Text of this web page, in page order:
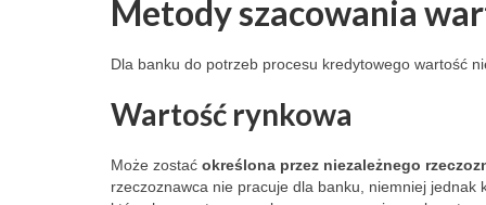
Metody szacowania
Dla banku do potrzeb procesu kredytowego wartość
Wartość rynkowa
Może zostać określona przez niezależnego
rzeczoznawca nie pracuje dla banku, niemniej
3 months ago
rents apartments in Łódź
400 PLN because I was
late checking in. He's
8
Dziemdziela.